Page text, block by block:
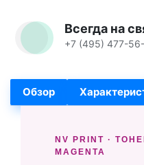
Всегда на
+7 (495) 477-
Обзор
NV PRINT ·
MAGENTA